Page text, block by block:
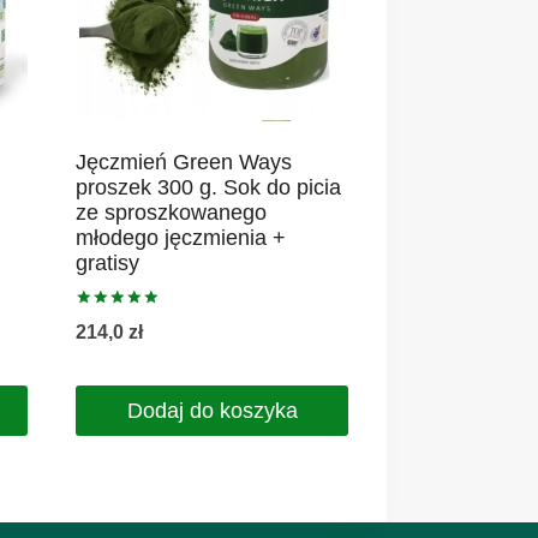
Jęczmień Green Ways
proszek 300 g. Sok do picia
ze sproszkowanego
młodego jęczmienia +
gratisy
Oceniono
5.00
214,0 zł
Dodaj do koszyka